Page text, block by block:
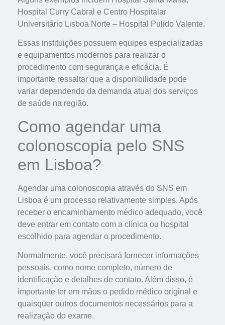
Hospital Curry Cabral e Centro Hospitalar
Universitário Lisboa Norte – Hospital Pulido Valente.
Essas instituições possuem equipes especializadas
e equipamentos modernos para realizar o
procedimento com segurança e eficácia. É
importante ressaltar que a disponibilidade pode
variar dependendo da demanda atual dos serviços
de saúde na região.
Como agendar uma
colonoscopia pelo SNS
em Lisboa?
Agendar uma colonoscopia através do SNS em
Lisboa é um processo relativamente simples. Após
receber o encaminhamento médico adequado, você
deve entrar em contato com a clínica ou hospital
escolhido para agendar o procedimento.
Normalmente, você precisará fornecer informações
pessoais, como nome completo, número de
identificação e detalhes de contato. Além disso, é
importante ter em mãos o pedido médico original e
quaisquer outros documentos necessários para a
realização do exame.